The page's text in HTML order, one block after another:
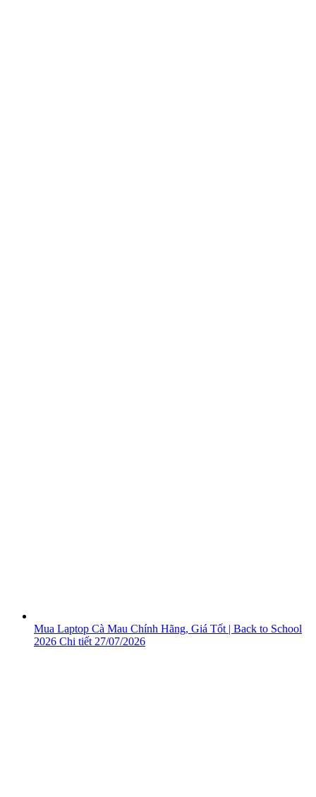
Mua Laptop Cà Mau Chính Hãng, Giá Tốt | Back to School
2026 Chi tiết 27/07/2026